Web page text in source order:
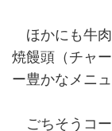
ほかにも牛肉
焼饅頭（チャ
ー豊かなメニ
ごちそうコー